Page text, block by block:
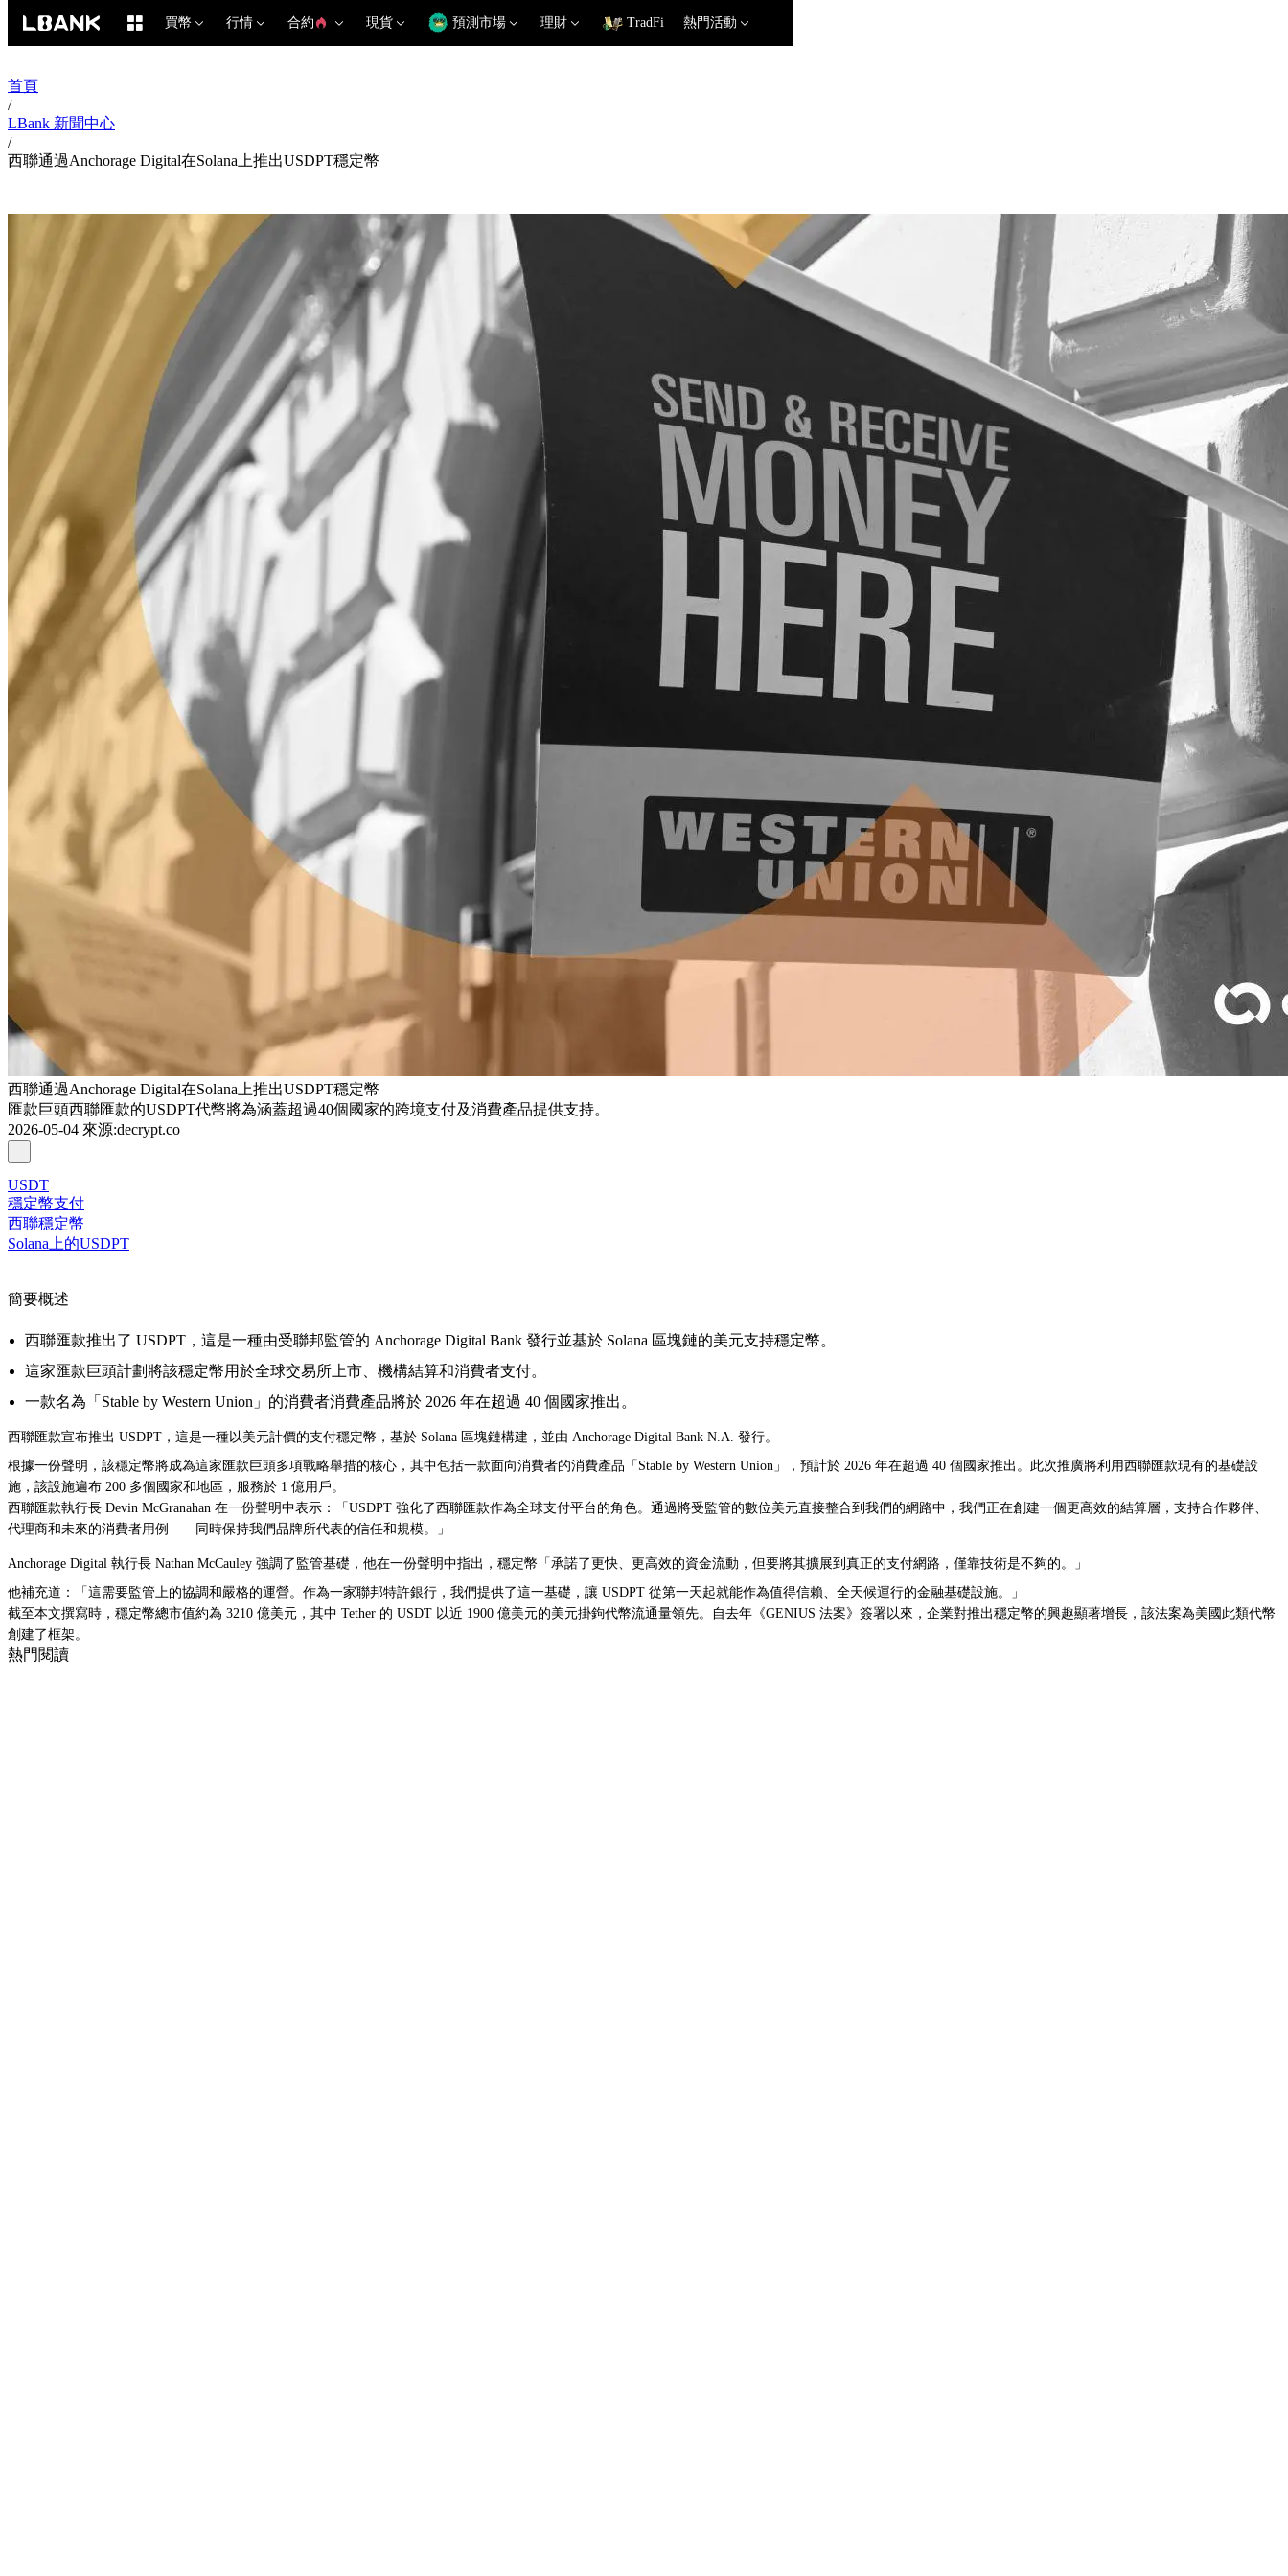
買幣 行情 合約 現貨 預測市場 理財 TradFi 熱門活動
首頁
/
LBank 新聞中心
/
西聯通過Anchorage Digital在Solana上推出USDPT穩定幣
西聯通過Anchorage Digital在Solana上推出USDPT穩定幣
匯款巨頭西聯匯款的USDPT代幣將為涵蓋超過40個國家的跨境支付及消費產品提供支持。
2026-05-04 來源:decrypt.co
USDT
穩定幣支付
西聯穩定幣
Solana上的USDPT
簡要概述
西聯匯款推出了 USDPT，這是一種由受聯邦監管的 Anchorage Digital Bank 發行並基於 Solana 區塊鏈的美元支持穩定幣。
這家匯款巨頭計劃將該穩定幣用於全球交易所上市、機構結算和消費者支付。
一款名為「Stable by Western Union」的消費者消費產品將於 2026 年在超過 40 個國家推出。
西聯匯款宣布推出 USDPT ，這是一種以美元計價的支付穩定幣，基於 Solana 區塊鏈構建，並由 Anchorage Digital Bank N.A. 發行。
根據一份聲明，該穩定幣將成為這家匯款巨頭多項戰略舉措的核心，其中包括一款面向消費者的消費產品「Stable by Western Union」，預計於 2026 年在超過 40 個國家推出。此次推廣將利用西聯匯款現有的基礎設
施，該設施遍布 200 多個國家和地區，服務於 1 億用戶。
西聯匯款執行長 Devin McGranahan 在一份聲明中表示：「USDPT 強化了西聯匯款作為全球支付平台的角色。通過將受監管的數位美元直接整合到我們的網路中，我們正在創建一個更高效的結算層，支持合作夥伴、
代理商和未來的消費者用例——同時保持我們品牌所代表的信任和規模。」
Anchorage Digital 執行長 Nathan McCauley 強調了監管基礎，他在一份聲明中指出，穩定幣「承諾了更快、更高效的資金流動，但要將其擴展到真正的支付網路，僅靠技術是不夠的。」
他補充道：「這需要監管上的協調和嚴格的運營。作為一家聯邦特許銀行，我們提供了這一基礎，讓 USDPT 從第一天起就能作為值得信賴、全天候運行的金融基礎設施。」
截至本文撰寫時，穩定幣總市值約為 3210 億美元，其中 Tether 的 USDT 以近 1900 億美元的美元掛鉤代幣流通量領先。自去年《GENIUS 法案》簽署以來，企業對推出穩定幣的興趣顯著增長，該法案為美國此類代幣
創建了框架。
熱門閱讀